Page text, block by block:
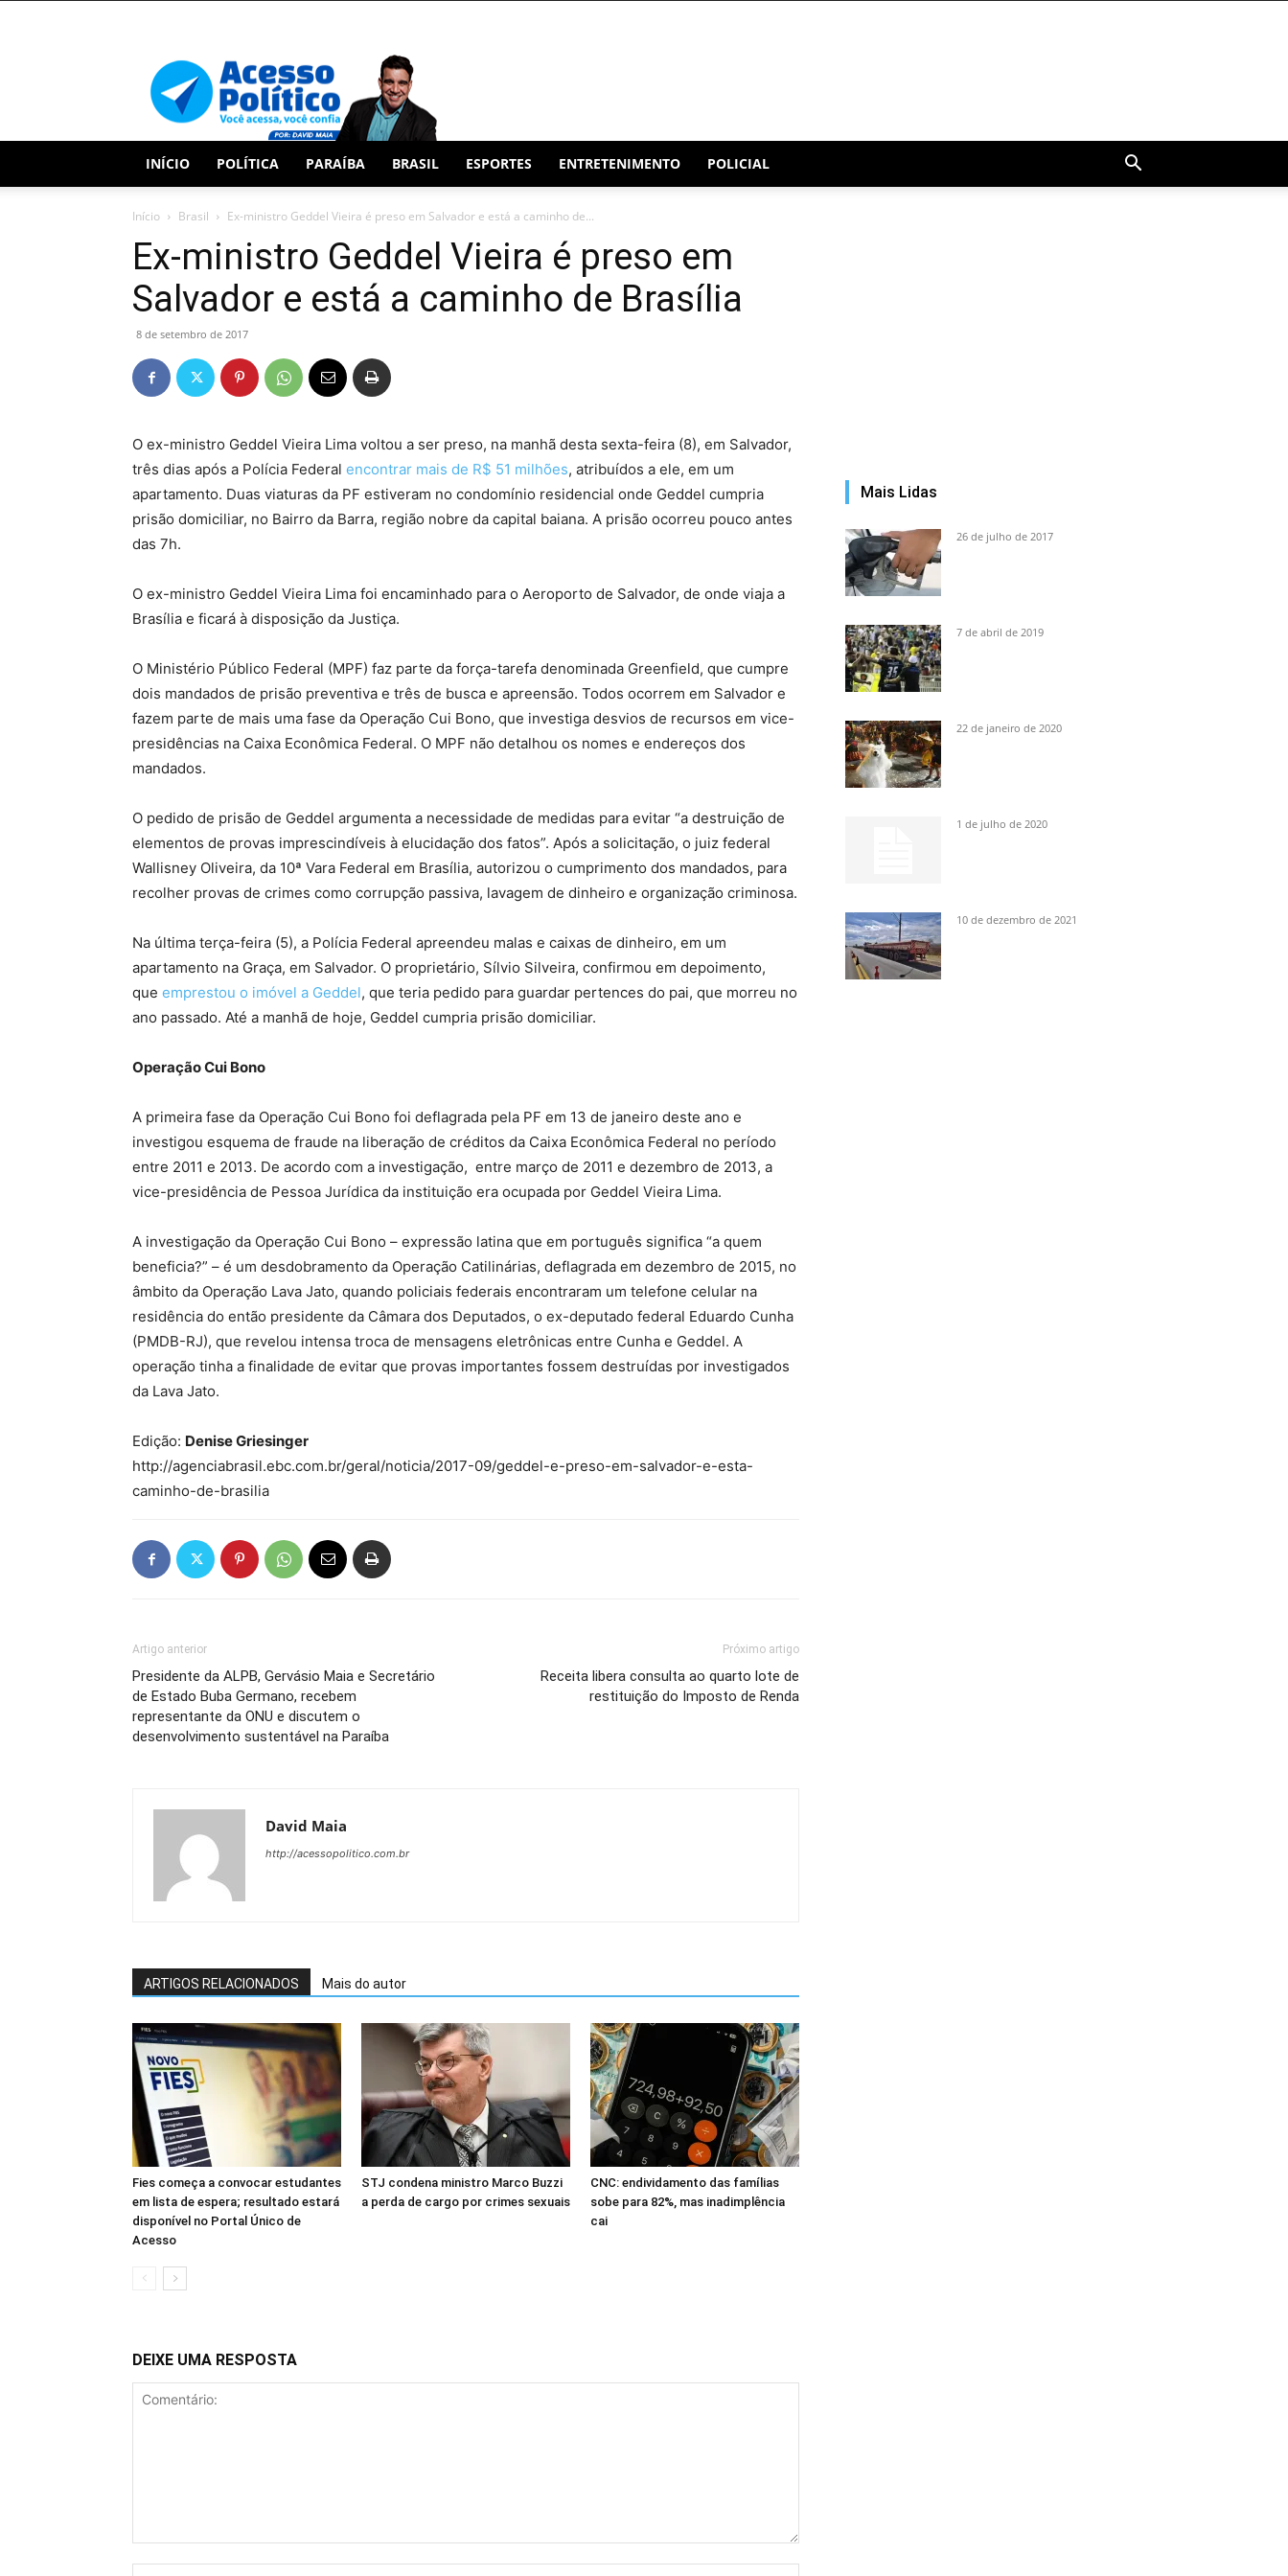
INÍCIO POLÍTICA PARAÍBA BRASIL ESPORTES ENTRETENIMENTO POLICIAL
Início Brasil Ex-ministro Geddel Vieira é preso em Salvador e está a caminho de...
Ex-ministro Geddel Vieira é preso em
Salvador e está a caminho de Brasília
8 de setembro de 2017
O ex-ministro Geddel Vieira Lima voltou a ser preso, na manhã desta sexta-feira (8), em Salvador,
três dias após a Polícia Federal encontrar mais de R$ 51 milhões, atribuídos a ele, em um
apartamento. Duas viaturas da PF estiveram no condomínio residencial onde Geddel cumpria
prisão domiciliar, no Bairro da Barra, região nobre da capital baiana. A prisão ocorreu pouco antes
das 7h.
O ex-ministro Geddel Vieira Lima foi encaminhado para o Aeroporto de Salvador, de onde viaja a
Brasília e ficará à disposição da Justiça.
O Ministério Público Federal (MPF) faz parte da força-tarefa denominada Greenfield, que cumpre
dois mandados de prisão preventiva e três de busca e apreensão. Todos ocorrem em Salvador e
fazem parte de mais uma fase da Operação Cui Bono, que investiga desvios de recursos em vice-
presidências na Caixa Econômica Federal. O MPF não detalhou os nomes e endereços dos
mandados.
O pedido de prisão de Geddel argumenta a necessidade de medidas para evitar “a destruição de
elementos de provas imprescindíveis à elucidação dos fatos”. Após a solicitação, o juiz federal
Wallisney Oliveira, da 10ª Vara Federal em Brasília, autorizou o cumprimento dos mandados, para
recolher provas de crimes como corrupção passiva, lavagem de dinheiro e organização criminosa.
Na última terça-feira (5), a Polícia Federal apreendeu malas e caixas de dinheiro, em um
apartamento na Graça, em Salvador. O proprietário, Sílvio Silveira, confirmou em depoimento,
que emprestou o imóvel a Geddel, que teria pedido para guardar pertences do pai, que morreu no
ano passado. Até a manhã de hoje, Geddel cumpria prisão domiciliar.
Operação Cui Bono
A primeira fase da Operação Cui Bono foi deflagrada pela PF em 13 de janeiro deste ano e
investigou esquema de fraude na liberação de créditos da Caixa Econômica Federal no período
entre 2011 e 2013. De acordo com a investigação, entre março de 2011 e dezembro de 2013, a
vice-presidência de Pessoa Jurídica da instituição era ocupada por Geddel Vieira Lima.
A investigação da Operação Cui Bono – expressão latina que em português significa “a quem
beneficia?” – é um desdobramento da Operação Catilinárias, deflagrada em dezembro de 2015, no
âmbito da Operação Lava Jato, quando policiais federais encontraram um telefone celular na
residência do então presidente da Câmara dos Deputados, o ex-deputado federal Eduardo Cunha
(PMDB-RJ), que revelou intensa troca de mensagens eletrônicas entre Cunha e Geddel. A
operação tinha a finalidade de evitar que provas importantes fossem destruídas por investigados
da Lava Jato.
Edição: Denise Griesinger
http://agenciabrasil.ebc.com.br/geral/noticia/2017-09/geddel-e-preso-em-salvador-e-esta-
caminho-de-brasilia
Artigo anterior
Presidente da ALPB, Gervásio Maia e Secretário
de Estado Buba Germano, recebem
representante da ONU e discutem o
desenvolvimento sustentável na Paraíba
Próximo artigo
Receita libera consulta ao quarto lote de
restituição do Imposto de Renda
David Maia
http://acessopolitico.com.br
ARTIGOS RELACIONADOS Mais do autor
Fies começa a convocar estudantes
em lista de espera; resultado estará
disponível no Portal Único de
Acesso
STJ condena ministro Marco Buzzi
a perda de cargo por crimes sexuais
CNC: endividamento das famílias
sobe para 82%, mas inadimplência
cai
DEIXE UMA RESPOSTA
Mais Lidas
26 de julho de 2017
7 de abril de 2019
22 de janeiro de 2020
1 de julho de 2020
10 de dezembro de 2021